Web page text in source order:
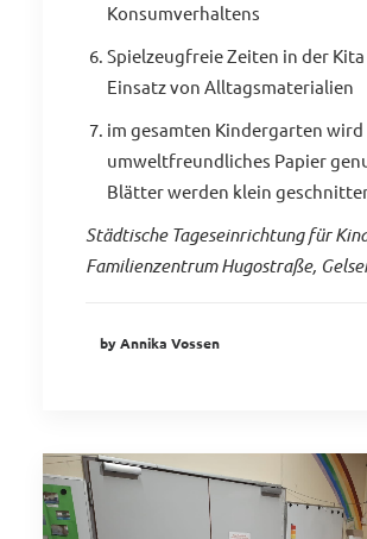
Konsumverhaltens
Spielzeugfreie Zeiten in der
Einsatz von Alltagsmaterialien
im gesamten Kindergarten
umweltfreundliches Papier
Blätter werden klein
Städtische Tageseinrichtung für
Familienzentrum Hugostraße,
by Annika Vossen